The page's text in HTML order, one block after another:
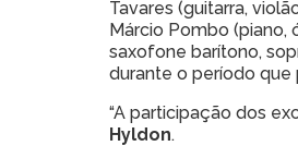
Tavares (guitarra,
Márcio Pombo (piano,
saxofone barítono,
durante o período que
“A participação dos
Hyldon.